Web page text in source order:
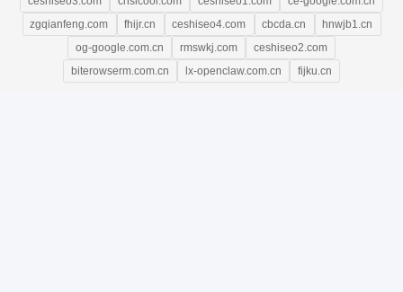
zgqianfeng.com
fhijr.cn ceshiseo4.com cbcda.cn
hnwjb1.cn
og-google.com.cn
rmswkj.com
ceshiseo2.com
biterowserm.com.cn
lx-openclaw.com.cn fijku.cn